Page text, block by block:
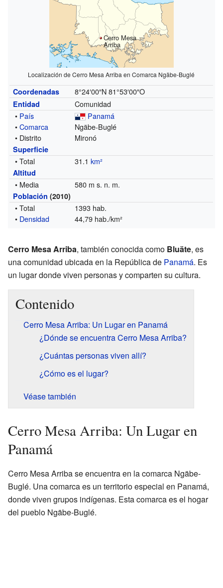
Cerro Mesa
Arriba
Localización de Cerro Mesa Arriba en Comarca Ngäbe-Buglé
Coordenadas 8°24′00″N 81°53′00″O
Entidad
Comunidad
• País
Panamá
•Comarca
Ngäbe-Buglé
• Distrito
Mironó
Superficie
• Total 31.1km²
Altitud
• Media 580 m s. n. m.
Población (2010)
• Total
1393 hab.
• Densidad 44,79 hab./km²
Cerro Mesa Arriba, también conocida como Bluäte, es
una comunidad ubicada en la República de Panamá. Es
un lugar donde viven personas y comparten su cultura.
Contenido
Cerro Mesa Arriba: Un Lugar en Panamá
¿Dónde se encuentra Cerro Mesa Arriba?
¿Cuántas personas viven allí?
¿Cómo es el lugar?
Véase también
Cerro Mesa Arriba: Un Lugar en
Panamá
Cerro Mesa Arriba se encuentra en la comarca Ngäbe-
Buglé. Una comarca es un territorio especial en Panamá,
donde viven grupos indígenas. Esta comarca es el hogar
del pueblo Ngäbe-Buglé.